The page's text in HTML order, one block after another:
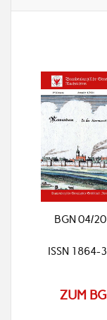
BGN 04/
ISSN 1864-
ZUM